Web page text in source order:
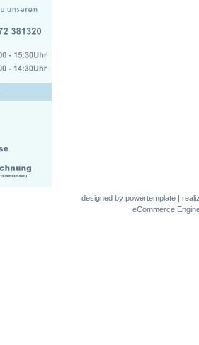
designed by powertemplate|
eCommerce